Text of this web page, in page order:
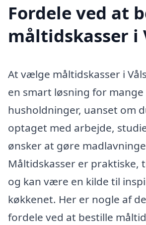
Fordele ved at
måltidskasser i
At vælge måltidskasser i
en smart løsning for mange
husholdninger, uanset om
optaget med arbejde,
ønsker at gøre
Måltidskasser er praktiske,
og kan være en kilde til
køkkenet. Her er nogle af
fordele ved at bestille